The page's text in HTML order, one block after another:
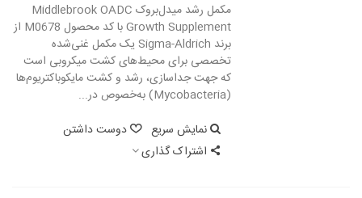
مکمل رشد میدل‌بروک Middlebrook OADC
Growth Supplement با کد محصول M0678 از
برند Sigma-Aldrich یک مکمل غنی‌شده
تخصصی برای محیط‌های کشت میکروبی است
که جهت جداسازی، رشد و کشت مایکوباکتریوم‌ها
(Mycobacteria) به‌خصوص در...
نمایش سریع
دوست داشتن
اشتراک گذاری